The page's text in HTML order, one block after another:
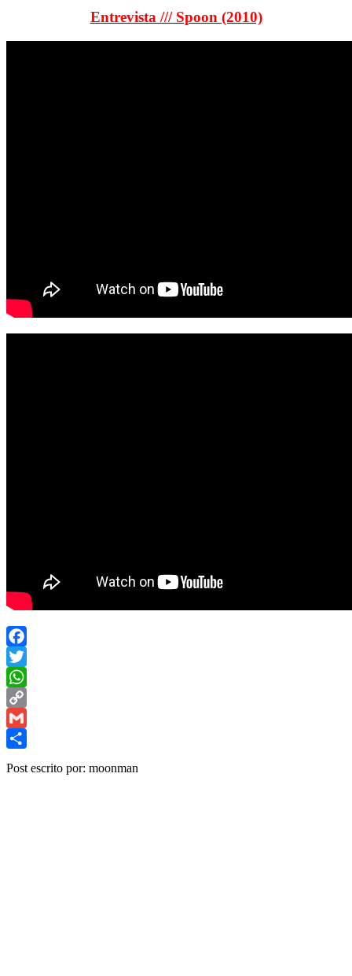
Entrevista /// Spoon (2010)
Facebook
Twitter
WhatsApp
Copy
Link
Gmail
Post escrito por: moonman